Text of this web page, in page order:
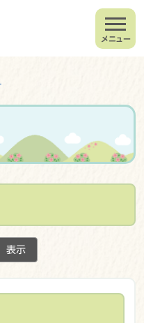
メニュー
表示